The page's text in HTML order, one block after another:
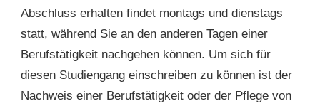
Abschluss erhalten findet montags und dienstags
statt, während Sie an den anderen Tagen einer
Berufstätigkeit nachgehen können. Um sich für
diesen Studiengang einschreiben zu können ist der
Nachweis einer Berufstätigkeit oder der Pflege von